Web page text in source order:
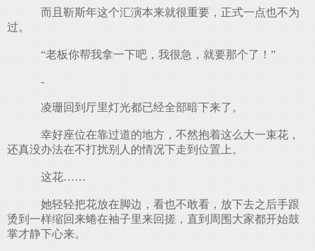
而且靳斯年这个汇演本来就很重要，正式一点也不为
过。
“老板你帮我拿一下吧，我很急，就要那个了！”
-
凌珊回到厅里灯光都已经全部暗下来了。
幸好座位在靠过道的地方，不然抱着这么大一束花，
还真没办法在不打扰别人的情况下走到位置上。
这花……
她轻轻把花放在脚边，看也不敢看，放下去之后手跟
烫到一样缩回来蜷在袖子里来回搓，直到周围大家都开始鼓
掌才静下心来。